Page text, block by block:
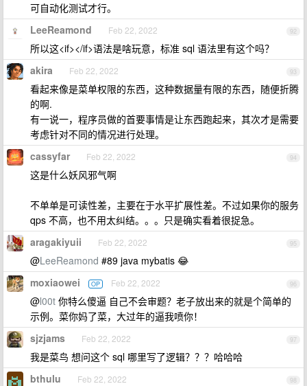
可自动化测试才行。
92
LeeReamond Feb 22, 2022
所以这<if></if>语法是啥玩意，标准 sql 语法里有这个吗？
93
akira Feb 22, 2022
看起来像是菜单权限的东西，这种数据量有限的东西，随便折腾
的啊.
有一说一，程序员做的首要事情是让东西跑起来，其次才是需要
考虑针对不同的情况进行处理。
94
cassyfar Feb 22, 2022
这是什么妖风邪气啊
不单单是可读性差，主要在于水平扩展性差。不过如果你的服务
qps 不高，也不用太纠结。。。只是确实看着很捉急。
95
aragakiyuii Feb 22, 2022
@LeeReamond #89 java mybatis 😂
96
moxiaowei OP Feb 22, 2022
@l00t 你特么傻逼 自己不会审题？老子放出来的就是个简单的
示例。菜你妈了菜，大过年的逼我喷你！
97
sjzjams Feb 22, 2022
我是菜鸟 想问这个 sql 哪里写了逻辑？？？哈哈哈
98
bthulu Feb 22, 2022